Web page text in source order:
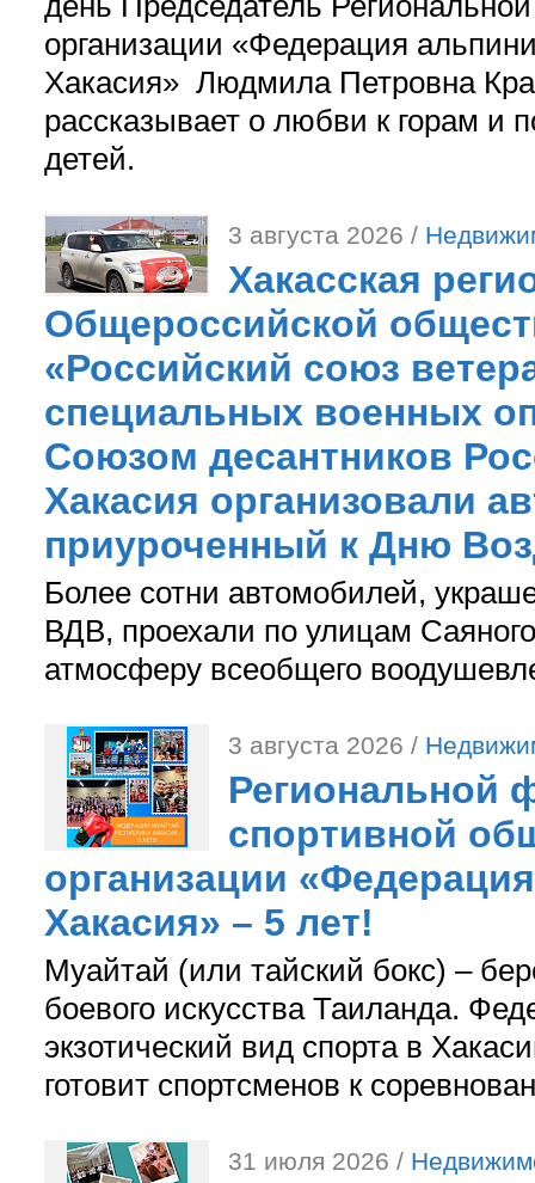
организации «Федерация
Хакасия» Людмила Петровна
рассказывает о любви к горам и
детей.
3 августа 2026 /
Хакасская
Общероссийской
«Российский союз
специальных военных
Союзом десантников
Хакасия организовали
приуроченный к Дню
Более сотни автомобилей,
ВДВ, проехали по улицам
атмосферу всеобщего
3 августа 2026 /
Региональной
спортивной
организации
Хакасия» – 5 лет!
Муайтай (или тайский бокс) –
боевого искусства Таиланда.
экзотический вид спорта в
готовит спортсменов к
31 июля 2026 /